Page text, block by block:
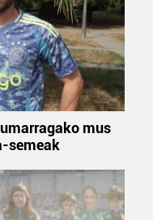
mus
semeak